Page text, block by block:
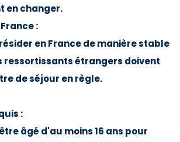
en changer.
:
en France de manière stable
ressortissants étrangers doivent
de séjour en règle.
:
âgé d'au moins 16 ans pour